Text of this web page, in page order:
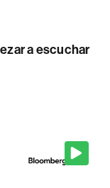
a escuchar